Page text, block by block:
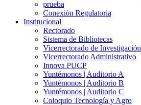
prueba
Conexión Regulatoria
Institucional
Rectorado
Sistema de Bibliotecas
Vicerrectorado de Investigación
Vicerrectorado Administrativo
Innova PUCP
Yuntémonos | Auditorio A
Yuntémonos | Auditorio B
Yuntémonos | Auditorio C
Coloquio Tecnología y Agro